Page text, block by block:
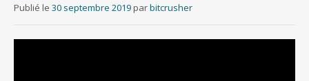
Publié le 30 septembre 2019 parbitcrusher